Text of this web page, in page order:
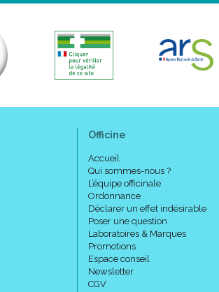
Officine
Accueil
Qui sommes-nous ?
L’équipe officinale
Ordonnance
Déclarer un effet indésirable
Poser une question
Laboratoires & Marques
Promotions
Espace conseil
Newsletter
CGV